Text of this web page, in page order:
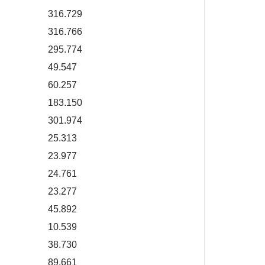
316.729
316.766
295.774
49.547
60.257
183.150
301.974
25.313
23.977
24.761
23.277
45.892
10.539
38.730
89.661